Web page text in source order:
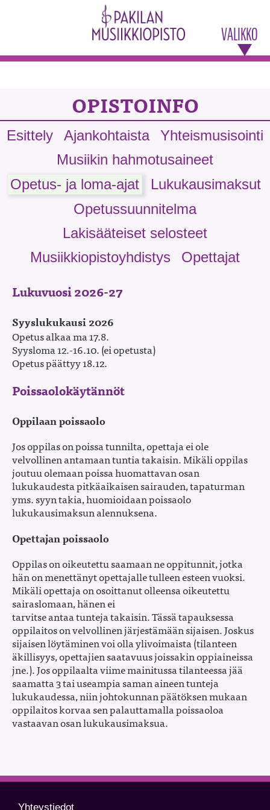
VALIKKO
OPISTOINFO
Esittely Ajankohtaista
Yhteismusisointi
Musiikin hahmotusaineet
Opetus- ja loma-ajat
Lukukausimaksut
Opetussuunnitelma
Lakisääteiset selosteet
Musiikkiopistoyhdistys
Opettajat
Lukuvuosi 2026-27
Syyslukukausi 2026
Opetus alkaa ma 17.8.
Syysloma 12.-16.10. (ei opetusta)
Opetus päättyy 18.12.
Poissaolokäytännöt
Oppilaan poissaolo
Jos oppilas on poissa tunnilta, opettaja ei ole
velvollinen antamaan tuntia takaisin. Mikäli oppilas
joutuu olemaan poissa huomattavan osan
lukukaudesta pitkäaikaisen sairauden, tapaturman
yms. syyn takia, huomioidaan poissaolo
lukukausimaksun alennuksena.
Opettajan poissaolo
Oppilas on oikeutettu saamaan ne oppitunnit, jotka
hän on menettänyt opettajalle tulleen esteen vuoksi.
Mikäli opettaja on osoittanut olleensa oikeutettu
sairaslomaan, hänen ei
tarvitse antaa tunteja takaisin. Tässä tapauksessa
oppilaitos on velvollinen järjestämään sijaisen. Joskus
sijaisen löytäminen voi olla ylivoimaista (tilanteen
äkillisyys, opettajien saatavuus joissakin oppiaineissa
jne.). Jos oppilaalta viime mainitussa tilanteessa jää
saamatta 3 tai useampia saman aineen tunteja
lukukaudessa, niin johtokunnan päätöksen mukaan
oppilaitos korvaa sen palauttamalla poissaoloa
vastaavan osan lukukausimaksua.
Yhteystiedot